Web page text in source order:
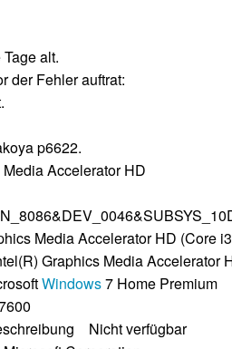
alt.
der Fehler auftrat:
p6622.
Accelerator HD
Media Accelerator HD (Core
Graphics Media Accelerator
Windows7 Home Premium
Nicht verfügbar